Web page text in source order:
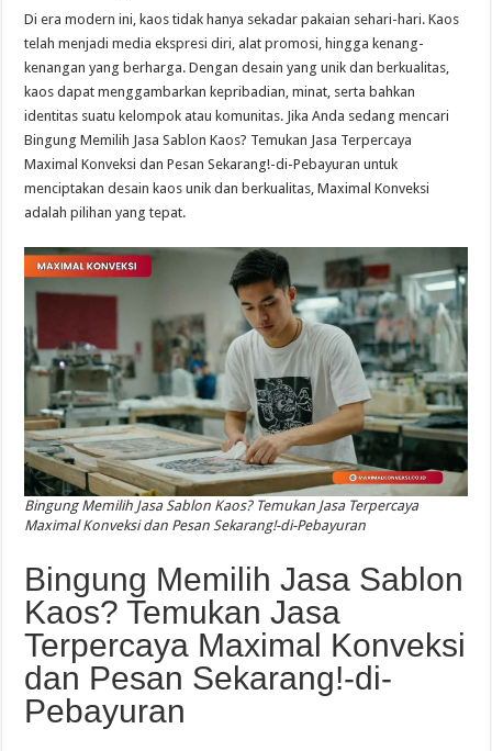
Di era modern ini, kaos tidak hanya sekadar pakaian sehari-hari. Kaos
telah menjadi media ekspresi diri, alat promosi, hingga kenang-
kenangan yang berharga. Dengan desain yang unik dan berkualitas,
kaos dapat menggambarkan kepribadian, minat, serta bahkan
identitas suatu kelompok atau komunitas. Jika Anda sedang mencari
Bingung Memilih Jasa Sablon Kaos? Temukan Jasa Terpercaya
Maximal Konveksi dan Pesan Sekarang!-di-Pebayuran untuk
menciptakan desain kaos unik dan berkualitas, Maximal Konveksi
adalah pilihan yang tepat.
Bingung Memilih Jasa Sablon Kaos? Temukan Jasa Terpercaya
Maximal Konveksi dan Pesan Sekarang!-di-Pebayuran
Bingung Memilih Jasa Sablon
Kaos? Temukan Jasa
Terpercaya Maximal Konveksi
dan Pesan Sekarang!-di-
Pebayuran